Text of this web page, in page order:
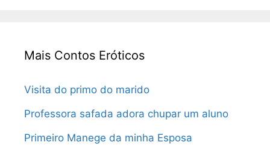
Mais Contos Eróticos
Visita do primo do marido
Professora safada adora chupar um aluno
Primeiro Manege da minha Esposa